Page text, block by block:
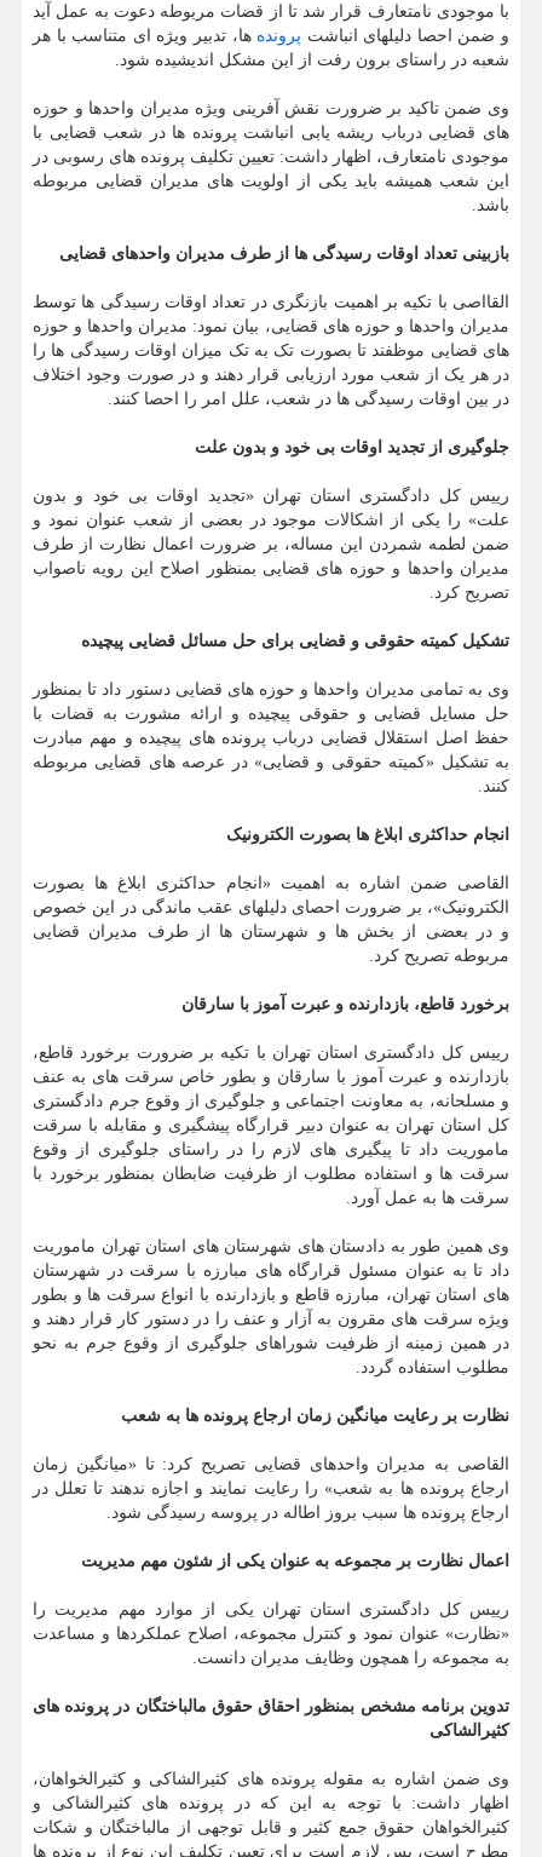
با موجودی نامتعارف قرار شد تا از قضات مربوطه دعوت به عمل آید
و ضمن احصا دلیلهای انباشت پرونده ها، تدبیر ویژه ای متناسب با هر
شعبه در راستای برون رفت از این مشکل اندیشیده شود.
وی ضمن تاکید بر ضرورت نقش آفرینی ویژه مدیران واحدها و حوزه
های قضایی درباب ریشه یابی انباشت پرونده ها در شعب قضایی با
موجودی نامتعارف، اظهار داشت: تعیین تکلیف پرونده های رسوبی در
این شعب همیشه باید یکی از اولویت های مدیران قضایی مربوطه
باشد.
بازبینی تعداد اوقات رسیدگی ها از طرف مدیران واحدهای قضایی
القااصی با تکیه بر اهمیت بازنگری در تعداد اوقات رسیدگی ها توسط
مدیران واحدها و حوزه های قضایی، بیان نمود: مدیران واحدها و حوزه
های قضایی موظفند تا بصورت تک به تک میزان اوقات رسیدگی ها را
در هر یک از شعب مورد ارزیابی قرار دهند و در صورت وجود اختلاف
در بین اوقات رسیدگی ها در شعب، علل امر را احصا کنند.
جلوگیری از تجدید اوقات بی خود و بدون علت
رییس کل دادگستری استان تهران «تجدید اوقات بی خود و بدون
علت» را یکی از اشکالات موجود در بعضی از شعب عنوان نمود و
ضمن لطمه شمردن این مساله، بر ضرورت اعمال نظارت از طرف
مدیران واحدها و حوزه های قضایی بمنظور اصلاح این رویه ناصواب
تصریح کرد.
تشکیل کمیته حقوقی و قضایی برای حل مسائل قضایی پیچیده
وی به تمامی مدیران واحدها و حوزه های قضایی دستور داد تا بمنظور
حل مسایل قضایی و حقوقی پیچیده و ارائه مشورت به قضات با
حفظ اصل استقلال قضایی درباب پرونده های پیچیده و مهم مبادرت
به تشکیل «کمیته حقوقی و قضایی» در عرصه های قضایی مربوطه
کنند.
انجام حداکثری ابلاغ ها بصورت الکترونیک
القاصی ضمن اشاره به اهمیت «انجام حداکثری ابلاغ ها بصورت
الکترونیک»، بر ضرورت احصای دلیلهای عقب ماندگی در این خصوص
و در بعضی از بخش ها و شهرستان ها از طرف مدیران قضایی
مربوطه تصریح کرد.
برخورد قاطع، بازدارنده و عبرت آموز با سارقان
رییس کل دادگستری استان تهران با تکیه بر ضرورت برخورد قاطع،
بازدارنده و عبرت آموز با سارقان و بطور خاص سرقت های به عنف
و مسلحانه، به معاونت اجتماعی و جلوگیری از وقوع جرم دادگستری
کل استان تهران به عنوان دبیر قرارگاه پیشگیری و مقابله با سرقت
ماموریت داد تا پیگیری های لازم را در راستای جلوگیری از وقوع
سرقت ها و استفاده مطلوب از ظرفیت ضابطان بمنظور برخورد با
سرقت ها به عمل آورد.
وی همین طور به دادستان های شهرستان های استان تهران ماموریت
داد تا به عنوان مسئول قرارگاه های مبارزه با سرقت در شهرستان
های استان تهران، مبارزه قاطع و بازدارنده با انواع سرقت ها و بطور
ویژه سرقت های مقرون به آزار و عنف را در دستور کار قرار دهند و
در همین زمینه از ظرفیت شوراهای جلوگیری از وقوع جرم به نحو
مطلوب استفاده گردد.
نظارت بر رعایت میانگین زمان ارجاع پرونده ها به شعب
القاصی به مدیران واحدهای قضایی تصریح کرد: تا «میانگین زمان
ارجاع پرونده ها به شعب» را رعایت نمایند و اجازه ندهند تا تعلل در
ارجاع پرونده ها سبب بروز اطاله در پروسه رسیدگی شود.
اعمال نظارت بر مجموعه به عنوان یکی از شئون مهم مدیریت
رییس کل دادگستری استان تهران یکی از موارد مهم مدیریت را
«نظارت» عنوان نمود و کنترل مجموعه، اصلاح عملکردها و مساعدت
به مجموعه را همچون وظایف مدیران دانست.
تدوین برنامه مشخص بمنظور احقاق حقوق مالباختگان در پرونده های
کثیرالشاکی
وی ضمن اشاره به مقوله پرونده های کثیرالشاکی و کثیرالخواهان،
اظهار داشت: با توجه به این که در پرونده های کثیرالشاکی و
کثیرالخواهان حقوق جمع کثیر و قابل توجهی از مالباختگان و شکات
مطرح است، پس لازم است برای تعیین تکلیف این نوع از پرونده ها